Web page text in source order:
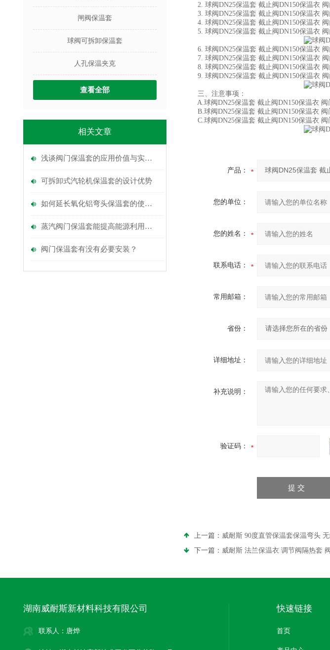
闸阀保温套
球阀可拆卸保温套
人孔保温夹克
查看全部
相关文章
浅谈阀门保温套的应用价值与实践意义
可拆卸式汽轮机保温套的设计优势
如何延长氧化铝弯头保温套的使用寿命
蒸汽阀门保温套能提高能源利用效率吗？
阀门保温套有没有必要安装？
2. 球阀DN25保温套 截止阀DN150保温衣 阀
3. 球阀DN25保温套 截止阀DN150保温衣 阀
4. 球阀DN25保温套 截止阀DN150保温衣 阀
5. 球阀DN25保温套 截止阀DN150保温衣 阀
6. 球阀DN25保温套 截止阀DN150保温衣 阀
7. 球阀DN25保温套 截止阀DN150保温衣 阀
8. 球阀DN25保温套 截止阀DN150保温衣 阀
9. 球阀DN25保温套 截止阀DN150保温衣 阀
三、注意事项：
A.球阀DN25保温套 截止阀DN150保温衣 阀
B.球阀DN25保温套 截止阀DN150保温衣 阀
C.球阀DN25保温套 截止阀DN150保温衣 阀
产品：
您的单位：
您的姓名：
联系电话：
常用邮箱：
省份：
详细地址：
补充说明：
验证码：
上一篇： 威耐斯 90度直管保温套保温弯头
下一篇： 威耐斯 法兰保温衣 调节阀隔热套
湖南威耐斯新材料科技有限公司
联系人：唐烨
快速链接
首页